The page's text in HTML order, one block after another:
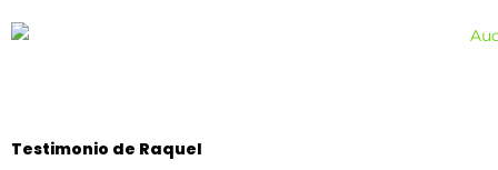
Testimonio de Raquel